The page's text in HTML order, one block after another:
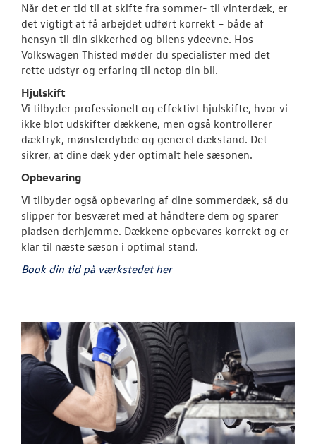
Når det er tid til at skifte fra sommer- til vinterdæk, er
det vigtigt at få arbejdet udført korrekt – både af
hensyn til din sikkerhed og bilens ydeevne. Hos
Volkswagen Thisted møder du specialister med det
rette udstyr og erfaring til netop din bil.
Hjulskift
Vi tilbyder professionelt og effektivt hjulskifte, hvor vi
ikke blot udskifter dækkene, men også kontrollerer
dæktryk, mønsterdybde og generel dækstand. Det
sikrer, at dine dæk yder optimalt hele sæsonen.
Opbevaring
Vi tilbyder også opbevaring af dine sommerdæk, så du
slipper for besværet med at håndtere dem og sparer
pladsen derhjemme. Dækkene opbevares korrekt og er
klar til næste sæson i optimal stand.
Book din tid på værkstedet her